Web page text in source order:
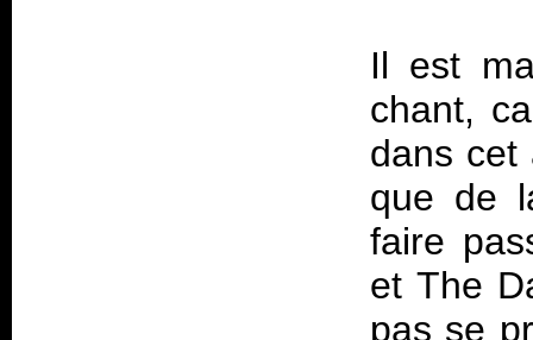
Il est
chant,
dans cet
que de
faire
et The
pas se